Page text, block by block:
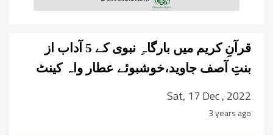
قرآنِ کریم میں بارگاہِ نبوی کے 5 آداب از
بنتِ آصف جاوید،خوشبوئے عطار واہ کینٹ
Sat, 17 Dec , 2022
3 years ago